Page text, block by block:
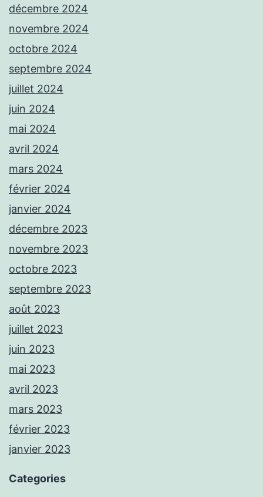
décembre 2024
novembre 2024
octobre 2024
septembre 2024
juillet 2024
juin 2024
mai 2024
avril 2024
mars 2024
février 2024
janvier 2024
décembre 2023
novembre 2023
octobre 2023
septembre 2023
août 2023
juillet 2023
juin 2023
mai 2023
avril 2023
mars 2023
février 2023
janvier 2023
Categories